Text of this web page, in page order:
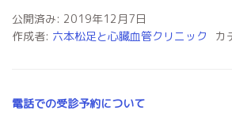
公開済み: 2019年12月7日
作成者: 六本松足と心臓血管クリニック カ
電話での受診予約について